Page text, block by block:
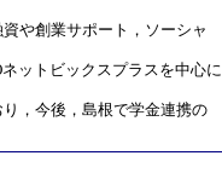
や創業サポート，ソーシャ
ットビックスプラスを中心に
，今後，島根で学金連携の